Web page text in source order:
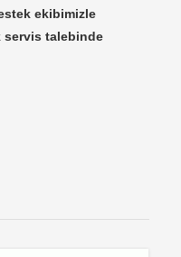
ekibimizle
servis talebinde